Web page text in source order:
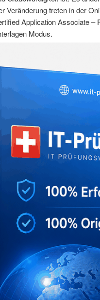
Veränderung treten in der
Application Associate –
Modus.